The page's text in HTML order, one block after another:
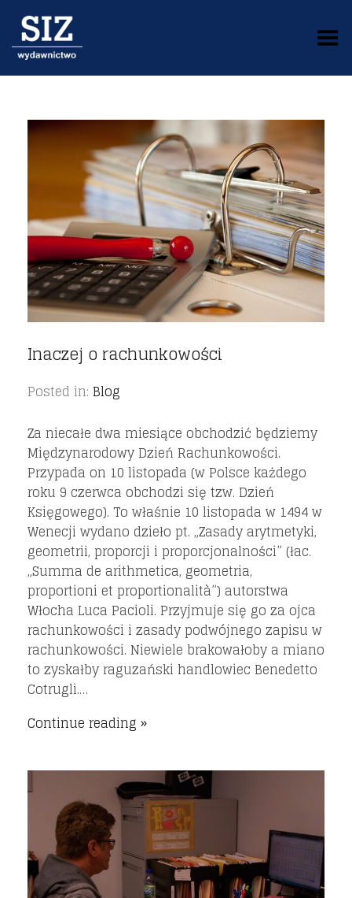
Toggle Menu
Inaczej o rachunkowości
Posted in: Blog
Za niecałe dwa miesiące obchodzić będziemy
Międzynarodowy Dzień Rachunkowości.
Przypada on 10 listopada (w Polsce każdego
roku 9 czerwca obchodzi się tzw. Dzień
Księgowego). To właśnie 10 listopada w 1494 w
Wenecji wydano dzieło pt. „Zasady arytmetyki,
geometrii, proporcji i proporcjonalności” (łac.
„Summa de arithmetica, geometria,
proportioni et proportionalità”) autorstwa
Włocha Luca Pacioli. Przyjmuje się go za ojca
rachunkowości i zasady podwójnego zapisu w
rachunkowości. Niewiele brakowałoby a miano
to zyskałby raguzański handlowiec Benedetto
Cotrugli.…
Continue reading